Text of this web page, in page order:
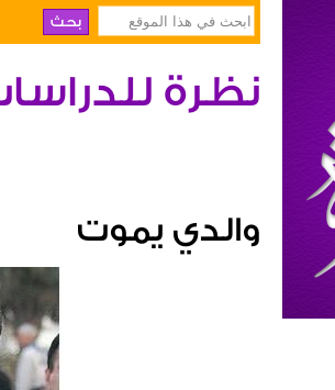
نظرة
والدي يموت